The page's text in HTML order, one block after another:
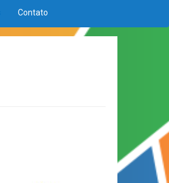
Contato